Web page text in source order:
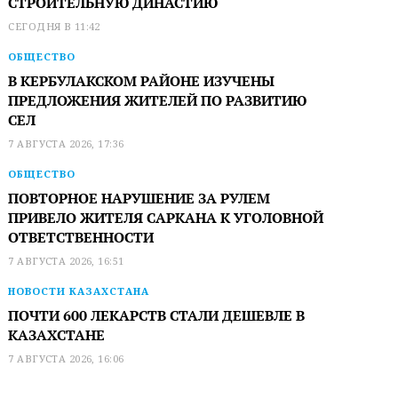
СЕГОДНЯ В 11:42
ОБЩЕСТВО
В КЕРБУЛАКСКОМ РАЙОНЕ ИЗУЧЕНЫ
ПРЕДЛОЖЕНИЯ ЖИТЕЛЕЙ ПО РАЗВИТИЮ
СЕЛ
7 АВГУСТА 2026, 17:36
ОБЩЕСТВО
ПОВТОРНОЕ НАРУШЕНИЕ ЗА РУЛЕМ
ПРИВЕЛО ЖИТЕЛЯ САРКАНА К УГОЛОВНОЙ
ОТВЕТСТВЕННОСТИ
7 АВГУСТА 2026, 16:51
НОВОСТИ КАЗАХСТАНА
ПОЧТИ 600 ЛЕКАРСТВ СТАЛИ ДЕШЕВЛЕ В
КАЗАХСТАНЕ
7 АВГУСТА 2026, 16:06